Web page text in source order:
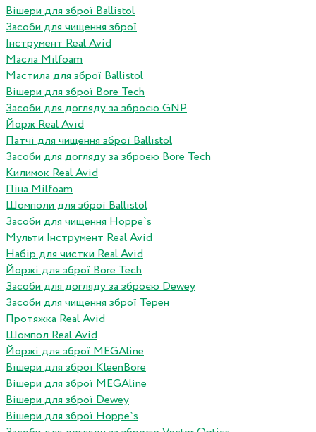
Вішери для зброї Ballistol
Засоби для чищення зброї
Інструмент Real Avid
Масла Milfoam
Мастила для зброї Ballistol
Вішери для зброї Bore Tech
Засоби для догляду за зброєю GNP
Йорж Real Avid
Патчі для чищення зброї Ballistol
Засоби для догляду за зброєю Bore Tech
Килимок Real Avid
Піна Milfoam
Шомполи для зброї Ballistol
Засоби для чищення Hoppe`s
Мульти Інструмент Real Avid
Набір для чистки Real Avid
Йоржі для зброї Bore Tech
Засоби для догляду за зброєю Dewey
Засоби для чищення зброї Терен
Протяжка Real Avid
Шомпол Real Avid
Йоржі для зброї MEGAline
Вішери для зброї KleenBore
Вішери для зброї MEGAline
Вішери для зброї Dewey
Вішери для зброї Hoppe`s